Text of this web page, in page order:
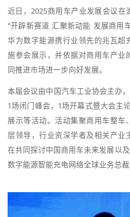
近日，2025商用车产业发展会议在
“开辟新赛道 汇聚新动能 发展商用
华为数字能源携行业领先的兆瓦超
施参会展示，并依据对商用车产业
同推进市场进一步向好发展。
本届会议由中国汽车工业协会主办
1场闭门峰会，1场开幕式暨大会主
展示等活动。活动集聚商用车整车
层领导，行业资深学者及相关产业
在共同探讨中国商用车未来发展以
数字能源智能充电网络全球业务总裁